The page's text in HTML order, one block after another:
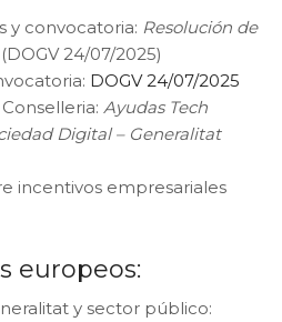
y convocatoria: Resolución de
24/07/2025)
DOGV 24/07/2025
Ayudas Tech
Digital – Generalitat
incentivos empresariales
europeos:
y sector público: